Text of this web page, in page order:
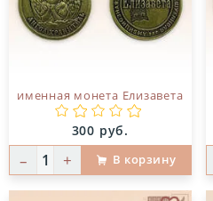
именная монета Елизавета
Цена:
300 руб.
– + В корзину